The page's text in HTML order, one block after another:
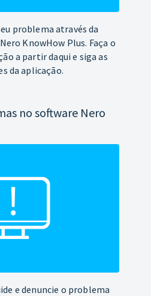
problema através da
KnowHow Plus. Faça o
a partir daqui e siga as
da aplicação.
no software Nero
e denuncie o problema